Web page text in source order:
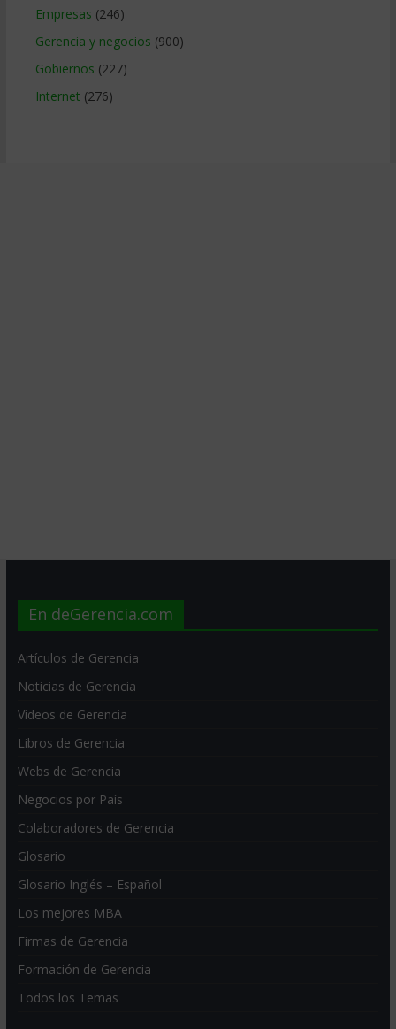
Empresas (246)
Gerencia y negocios (900)
Gobiernos (227)
Internet (276)
En deGerencia.com
Artículos de Gerencia
Noticias de Gerencia
Videos de Gerencia
Libros de Gerencia
Webs de Gerencia
Negocios por País
Colaboradores de Gerencia
Glosario
Glosario Inglés – Español
Los mejores MBA
Firmas de Gerencia
Formación de Gerencia
Todos los Temas